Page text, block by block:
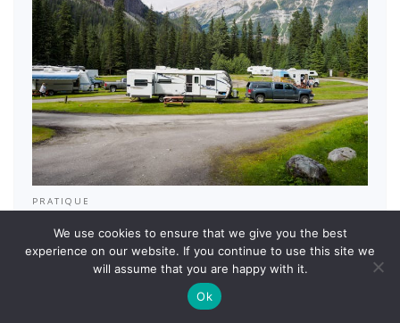
PRATIQUE
pleinement de vos escapades en couple
Zozo
Partir en voyage à deux est un moment unique pour
renforcer les liens et créer…
We use cookies to ensure that we give you the best
experience on our website. If you continue to use this site we
will assume that you are happy with it.
Ok